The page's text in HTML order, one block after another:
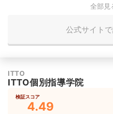
全部見
公式サイト
ITTO
ITTO個別指導学院
検証スコア
4.49